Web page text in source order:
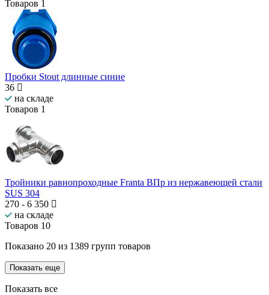
Товаров 1
Пробки Stout длинные синие
36
на складе
Товаров 1
Тройники равнопроходные Franta ВПр из нержавеющей стали
SUS 304
270 - 6 350
на складе
Товаров 10
Показано 20 из 1389 групп товаров
Показать еще
Показать все